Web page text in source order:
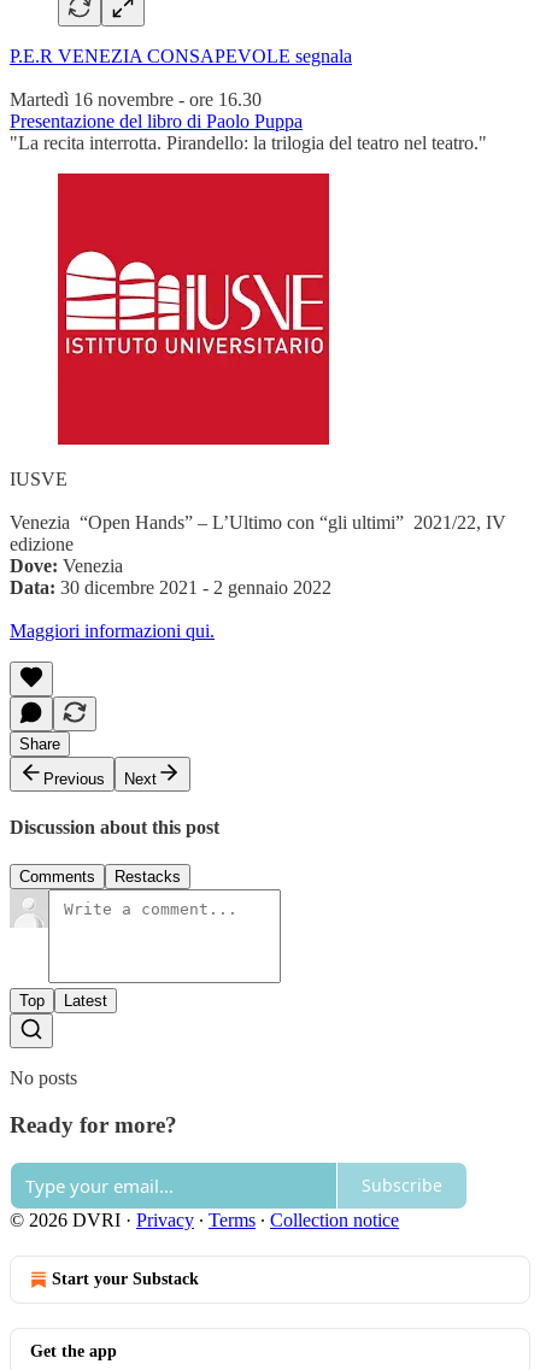
P.E.R VENEZIA CONSAPEVOLE segnala
Martedì 16 novembre - ore 16.30
Presentazione del libro di Paolo Puppa
"La recita interrotta. Pirandello: la trilogia del teatro nel teatro."
IUSVE
Venezia “Open Hands” – L’Ultimo con “gli ultimi” 2021/22, IV
edizione
Dove: Venezia
Data: 30 dicembre 2021 - 2 gennaio 2022
Maggiori informazioni qui.
Share
Previous
Next
Discussion about this post
Comments Restacks
Top Latest
No posts
Ready for more?
Subscribe
© 2026 DVRI · Privacy ∙ Terms ∙ Collection notice
Start your Substack
Get the app